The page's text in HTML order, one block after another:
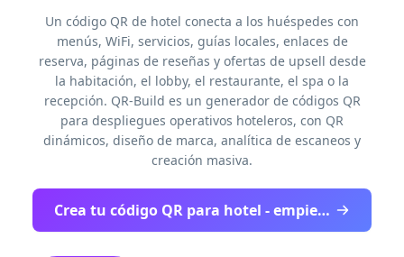
Un código QR de hotel conecta a los huéspedes con
menús, WiFi, servicios, guías locales, enlaces de
reserva, páginas de reseñas y ofertas de upsell desde
la habitación, el lobby, el restaurante, el spa o la
recepción. QR-Build es un generador de códigos QR
para despliegues operativos hoteleros, con QR
dinámicos, diseño de marca, analítica de escaneos y
creación masiva.
Crea tu código QR para hotel - empieza gratis